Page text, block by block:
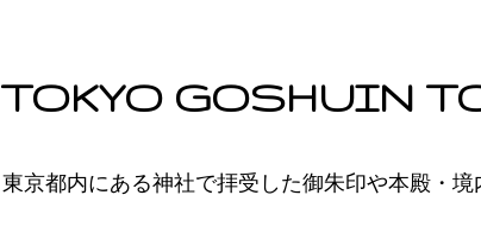
TOKYO GOSHUIN
東京都内にある神社で拝受した御朱印や本殿・